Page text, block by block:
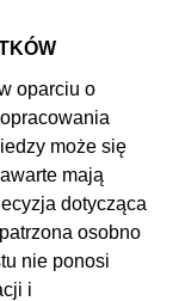
oparciu o
może się
mają
dotycząca
osobno
nie ponosi
i